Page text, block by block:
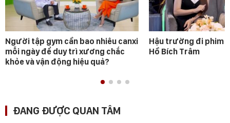
Người tập gym cần bao nhiêu canxi
mỗi ngày để duy trì xương chắc
khỏe và vận động hiệu quả?
Hậu trường đi phim
Hồ Bích Trâm
ĐANG ĐƯỢC QUAN TÂM